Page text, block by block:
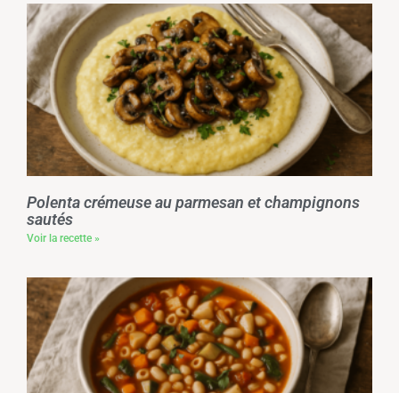
Polenta crémeuse au parmesan et champignons
sautés
Voir la recette »